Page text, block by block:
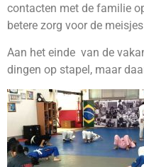
contacten met de familie
betere zorg voor de
Aan het einde van de
dingen op stapel, maar